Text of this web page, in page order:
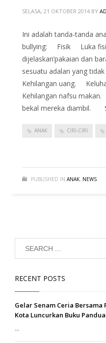
SELASA, 21 OKTOBER 2014 BY
Ini adalah tanda-tanda
bullying: Fisik Luka
dijelaskan’pakaian dan
sesuatu adalan yang
Kehilangan uang.
Kehilangan nafsu
bekal mereka
ANAK CIRI-CIRI
PUBLISHED IN ANAK, NEWS
RECENT POSTS
Gelar Senam Ceria
Kota Luncurkan Buku
...